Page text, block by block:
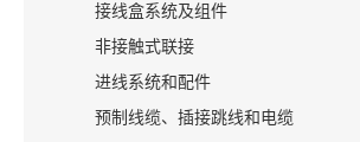
接线盒系统及组件
非接触式联接
进线系统和配件
预制线缆、插接跳线和电缆